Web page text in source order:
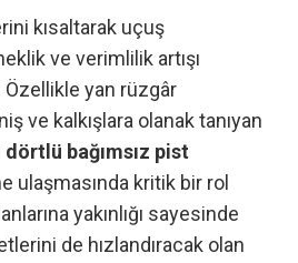
kısaltarak uçuş
ve verimlilik artışı
Özellikle yan rüzgâr
ve kalkışlara olanak tanıyan
dörtlü bağımsız pist
ulaşmasında kritik bir rol
yakınlığı sayesinde
de hızlandıracak olan